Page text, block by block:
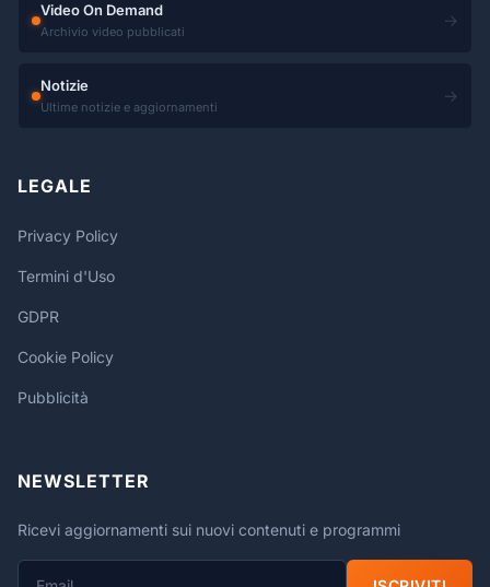
Video On Demand
Archivio video pubblicati
→
Notizie
Ultime notizie e aggiornamenti
→
LEGALE
Privacy Policy
Termini d'Uso
GDPR
Cookie Policy
Pubblicità
NEWSLETTER
Ricevi aggiornamenti sui nuovi contenuti e programmi